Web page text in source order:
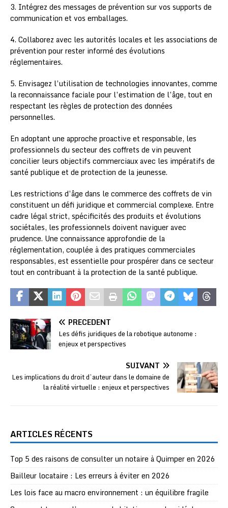
3. Intégrez des messages de prévention sur vos supports de
communication et vos emballages.
4. Collaborez avec les autorités locales et les associations de
prévention pour rester informé des évolutions
réglementaires.
5. Envisagez l’utilisation de technologies innovantes, comme
la reconnaissance faciale pour l’estimation de l’âge, tout en
respectant les règles de protection des données
personnelles.
En adoptant une approche proactive et responsable, les
professionnels du secteur des coffrets de vin peuvent
concilier leurs objectifs commerciaux avec les impératifs de
santé publique et de protection de la jeunesse.
Les restrictions d’âge dans le commerce des coffrets de vin
constituent un défi juridique et commercial complexe. Entre
cadre légal strict, spécificités des produits et évolutions
sociétales, les professionnels doivent naviguer avec
prudence. Une connaissance approfondie de la
réglementation, couplée à des pratiques commerciales
responsables, est essentielle pour prospérer dans ce secteur
tout en contribuant à la protection de la santé publique.
PRÉCÉDENT
Les défis juridiques de la robotique autonome :
enjeux et perspectives
SUIVANT
Les implications du droit d’auteur dans le domaine de
la réalité virtuelle : enjeux et perspectives
ARTICLES RÉCENTS
Top 5 des raisons de consulter un notaire à Quimper en 2026
Bailleur locataire : Les erreurs à éviter en 2026
Les lois face au macro environnement : un équilibre fragile